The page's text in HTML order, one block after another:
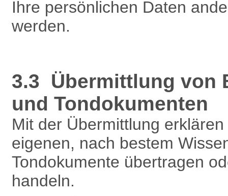
Ihre persönlichen Daten
werden.
3.3 Übermittlung von
und Tondokumenten
Mit der Übermittlung
eigenen, nach bestem
Tondokumente übertragen
handeln.